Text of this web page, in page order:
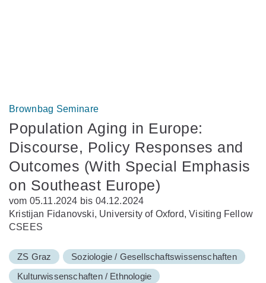
Brownbag Seminare
Population Aging in Europe:
Discourse, Policy Responses and
Outcomes (With Special Emphasis
on Southeast Europe)
vom 05.11.2024 bis 04.12.2024
Kristijan Fidanovski, University of Oxford, Visiting Fellow
CSEES
ZS Graz
Soziologie / Gesellschaftswissenschaften
Kulturwissenschaften / Ethnologie